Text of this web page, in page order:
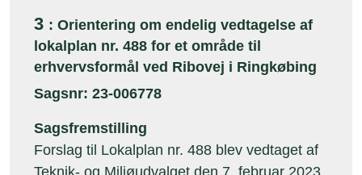
3 : Orientering om endelig vedtagelse af
lokalplan nr. 488 for et område til
erhvervsformål ved Ribovej i Ringkøbing
Sagsnr: 23-006778
Sagsfremstilling
Forslag til Lokalplan nr. 488 blev vedtaget af
Teknik- og Miljøudvalget den 7. februar 2023,